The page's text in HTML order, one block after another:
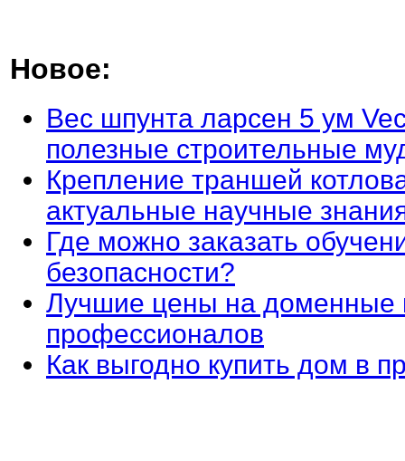
Новое:
Вес шпунта ларсен 5 ум
полезные строительные
Крепление траншей
актуальные научные
Где можно заказать
безопасности?
Лучшие цены на доменные
профессионалов
Как выгодно купить дом в